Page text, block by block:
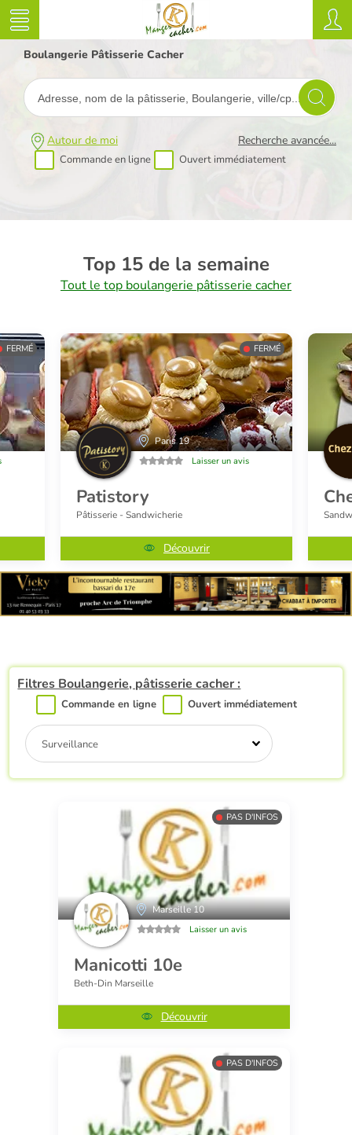
Boulangerie Pâtisserie Cacher
Autour de moi
Commande en ligne Ouvert immédiatement
Recherche avancée...
Top 15 de la semaine
Tout le top boulangerie pâtisserie cacher
FERMÉ FERMÉ
Paris 19
Laisser un avis
Patistory
Pâtisserie - Sandwicherie
Découvrir
Filtres Boulangerie, pâtisserie cacher :
Commande en ligne Ouvert immédiatement
Surveillance
PAS D'INFOS
Marseille 10
Laisser un avis
Manicotti 10e
Beth-Din Marseille
Découvrir
PAS D'INFOS